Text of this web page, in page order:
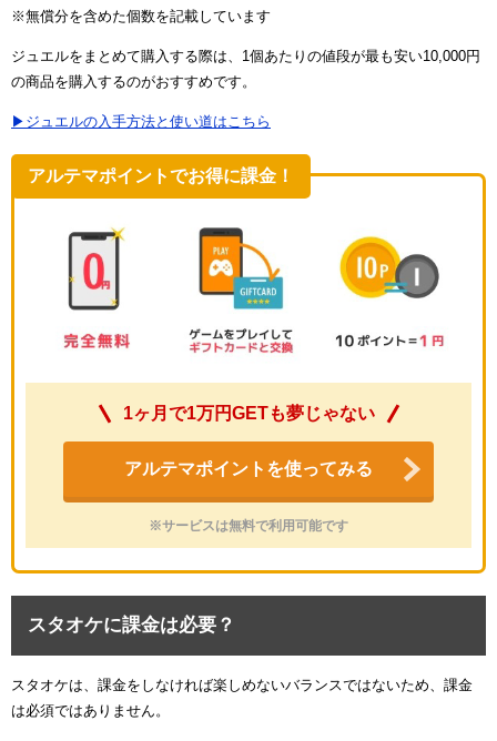
※無償分を含めた個数を記載しています
ジュエルをまとめて購入する際は、1個あたりの値段が最も安い10,000円
の商品を購入するのがおすすめです。
▶ジュエルの入手方法と使い道はこちら
アルテマポイントでお得に課金！
1ヶ月で1万円GETも夢じゃない
アルテマポイントを使ってみる
※サービスは無料で利用可能です
スタオケに課金は必要？
スタオケは、課金をしなければ楽しめないバランスではないため、課金
は必須ではありません。